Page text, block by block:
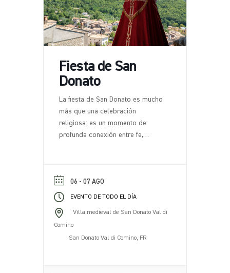
Fiesta de San
Donato
La fiesta de San Donato es mucho
más que una celebración
religiosa: es un momento de
profunda conexión entre fe,
de encuentro y celebración,
atrayendo a residentes y visitantes
patrón [...].
06 - 07 AGO
EVENTO DE TODO EL DÍA
Villa medieval de San Donato Val di
Comino
San Donato Val di Comino, FR